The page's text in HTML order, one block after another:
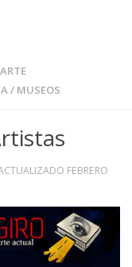
ARTE
/ MUSEOS
FEBRERO